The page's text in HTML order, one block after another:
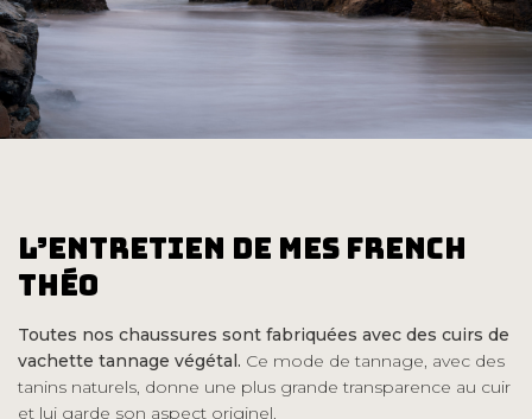
l’Entretien de mes French
Théo
Toutes nos chaussures sont fabriquées avec des cuirs de
vachette tannage végétal. Ce mode de tannage, avec des
tanins naturels, donne une plus grande transparence au cuir
et lui garde son aspect originel.